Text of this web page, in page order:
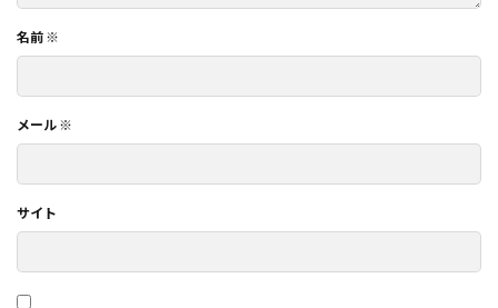
名前 ※
メール ※
サイト